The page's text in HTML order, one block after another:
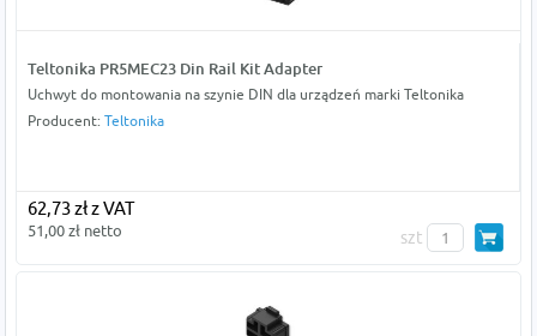
Teltonika PR5MEC23 Din Rail Kit Adapter
Uchwyt do montowania na szynie DIN dla urządzeń marki Teltonika
Producent: Teltonika
62,73 zł z VAT
51,00 zł netto szt